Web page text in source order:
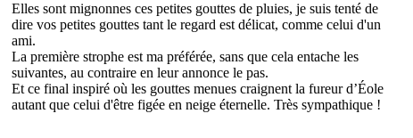
Elles sont mignonnes ces petites gouttes de pluies, je suis tenté de
dire vos petites gouttes tant le regard est délicat, comme celui d'un
ami.
La première strophe est ma préférée, sans que cela entache les
suivantes, au contraire en leur annonce le pas.
Et ce final inspiré où les gouttes menues craignent la fureur d’Éole
autant que celui d'être figée en neige éternelle. Très sympathique !